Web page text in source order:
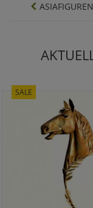
ASIAFIGUREN
SALE